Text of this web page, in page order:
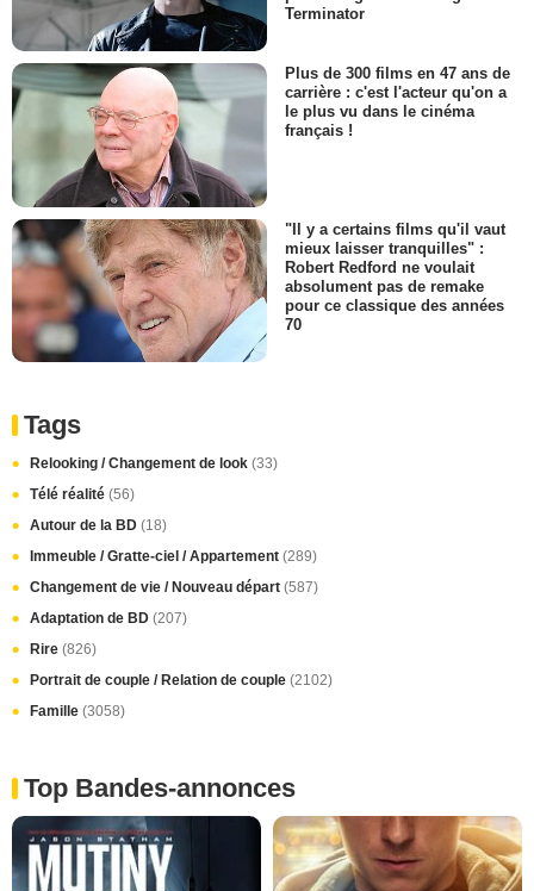
Terminator
Plus de 300 films en 47 ans de
carrière : c'est l'acteur qu'on a
le plus vu dans le cinéma
français !
"Il y a certains films qu'il vaut
mieux laisser tranquilles" :
Robert Redford ne voulait
absolument pas de remake
pour ce classique des années
70
Tags
Relooking / Changement de look (33)
Télé réalité (56)
Autour de la BD (18)
Immeuble / Gratte-ciel / Appartement (289)
Changement de vie / Nouveau départ (587)
Adaptation de BD (207)
Rire (826)
Portrait de couple / Relation de couple (2102)
Famille (3058)
Top Bandes-annonces